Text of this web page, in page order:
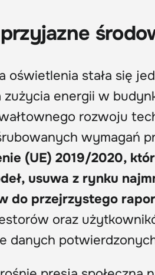
oświetlenia stała się
zużycia energii w
rozwoju
wymagań
(UE) 2019/2020,
usuwa z rynku
do przejrzystego
oraz
danych